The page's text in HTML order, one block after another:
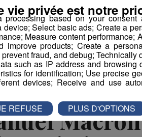
sur Twitter
based on your consent
Select basic ads; Create a
Measure content performance;
products; Create a
fraud, and debug; Technically
such as IP address and browsing
for identification; Use precise
devices; Receive and use
vie privée est notre
REFUSE PLUS D'OPTIONS